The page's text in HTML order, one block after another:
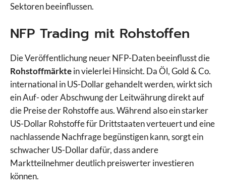
Sektoren beeinflussen.
NFP Trading mit Rohstoffen
Die Veröffentlichung neuer NFP-Daten beeinflusst die
Rohstoffmärktein vielerlei Hinsicht. Da Öl, Gold & Co.
international in US-Dollar gehandelt werden, wirkt sich
ein Auf- oder Abschwung der Leitwährung direkt auf
die Preise der Rohstoffe aus. Während also ein starker
US-Dollar Rohstoffe für Drittstaaten verteuert und eine
nachlassende Nachfrage begünstigen kann, sorgt ein
schwacher US-Dollar dafür, dass andere
Marktteilnehmer deutlich preiswerter investieren
können.